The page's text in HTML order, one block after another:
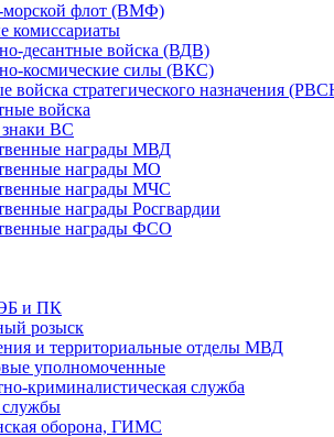
морской флот (ВМФ)
комиссариаты
десантные войска (ВДВ)
космические силы (ВКС)
войска стратегического назначения
войска
ВС
награды МВД
награды МО
награды МЧС
награды Росгвардии
награды ФСО
и ПК
розыск
и территориальные отделы МВД
уполномоченные
криминалистическая служба
оборона, ГИМС